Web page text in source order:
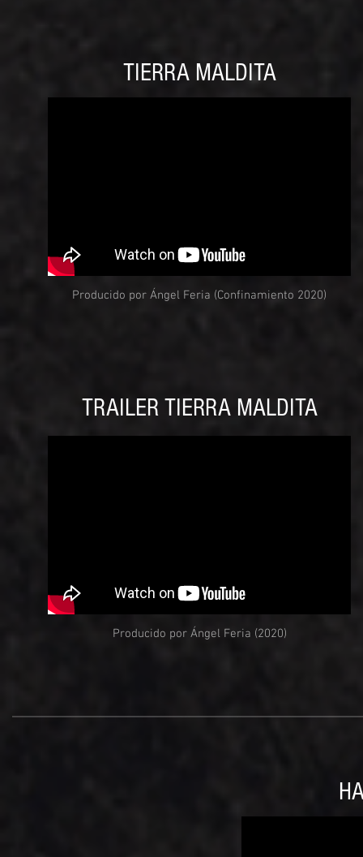
TIERRA MALDITA
Producido por Ángel Feria (Confinamiento 2020)
TRAILER TIERRA MALDITA
Producido por Ángel Feria (2020)